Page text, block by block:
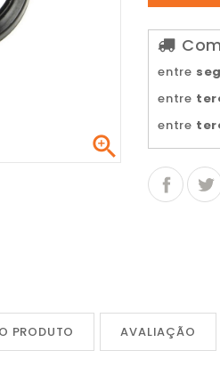

entre
entre
entre
PRODUTO AVALIAÇÃO